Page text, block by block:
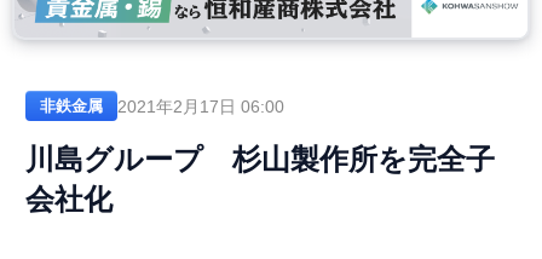
非鉄金属 2021年2月17日 06:00
川島グループ 杉山製作所を完全子
会社化